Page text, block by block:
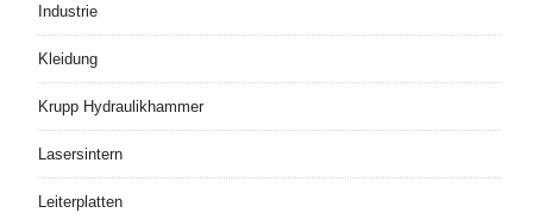
Industrie
Kleidung
Krupp Hydraulikhammer
Lasersintern
Leiterplatten